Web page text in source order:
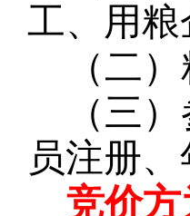
工、用粮
（二
（三
员注册
竞价